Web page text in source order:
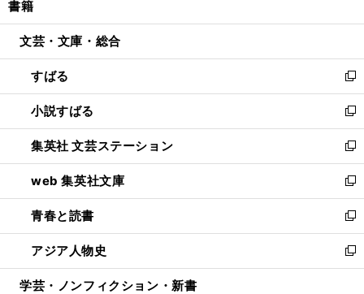
開
ウ
開
く
ン
ウ
で
開
く
ウ
ン
ド
ウ
で
開
く
書籍
文芸・文庫・総合
すばる
新
し
い
ウ
ィ
ン
ド
ウ
で
開
く
小説すばる
新
し
い
ウ
ィ
ン
ド
ウ
で
開
集英社 文芸ステーション
新
し
い
ウ
ィ
ン
ド
ウ
web 集英社文庫
新
し
い
ウ
ィ
ン
青春と読書
新
し
い
ウ
アジア人物史
新
し
学芸・ノンフィクション・新書